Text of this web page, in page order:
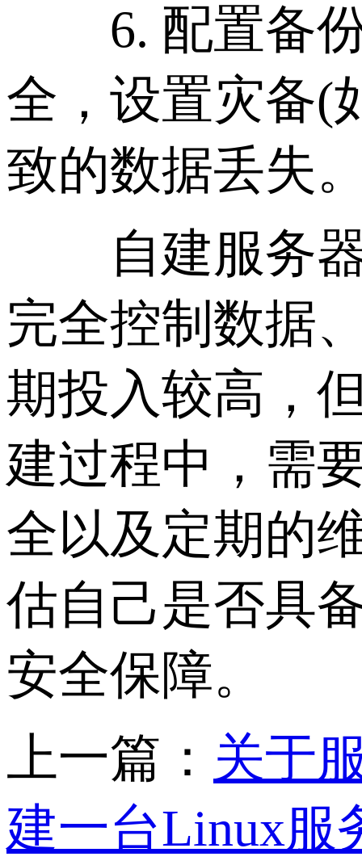
6. 配置备份
全，设置灾备(
致的数据丢失
自建服务器
完全控制数据
期投入较高，
建过程中，需
全以及定期的
估自己是否具
安全保障。
上一篇： 关于
建一台Linux服